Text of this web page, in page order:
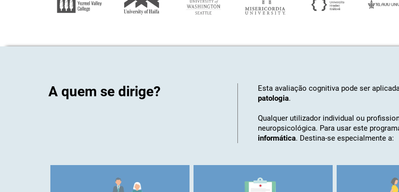
A quem se dirige? Esta avaliação cognitiva pode ser
patologia.
Qualquer utilizador individual ou
neuropsicológica. Para usar este
informática. Destina-se especialmente a: